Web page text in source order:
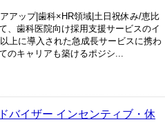
アップ|歯科×HR領域|土日祝休み/恵比
、歯科医院向け採用支援サービスのイ
上に導入された急成長サービスに携わ
のキャリアも築けるポジシ...
バイザー インセンティブ・休